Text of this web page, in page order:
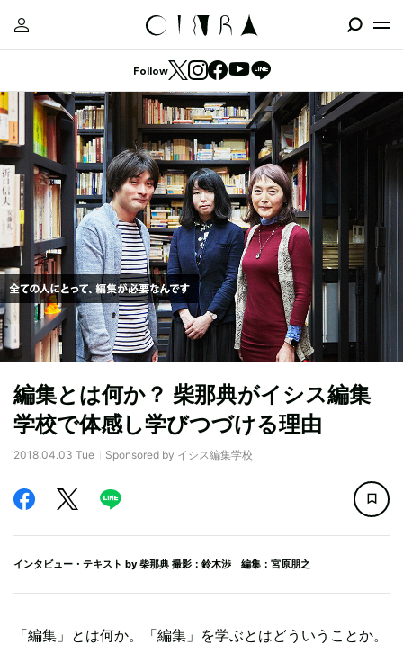
Follow
編集とは何か？ 柴那典がイシス編集
学校で体感し学びつづける理由
2018.04.03 Tue Sponsored by イシス編集学校
インタビュー・テキスト by 柴那典 撮影：鈴木渉 編集：宮原朋之
「編集」とは何か。「編集」を学ぶとはどういうことか。